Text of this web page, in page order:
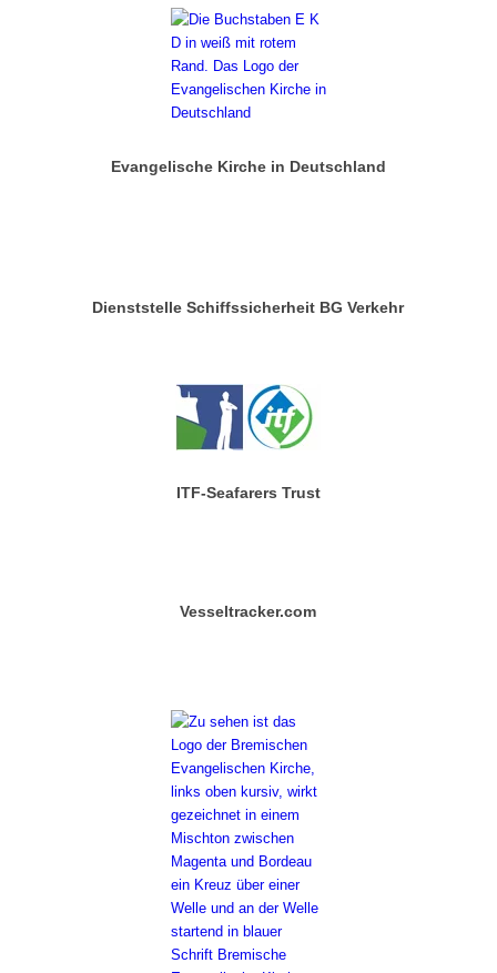
Evangelische Kirche in Deutschland
Dienststelle Schiffssicherheit BG Verkehr
ITF-Seafarers Trust
Vesseltracker.com